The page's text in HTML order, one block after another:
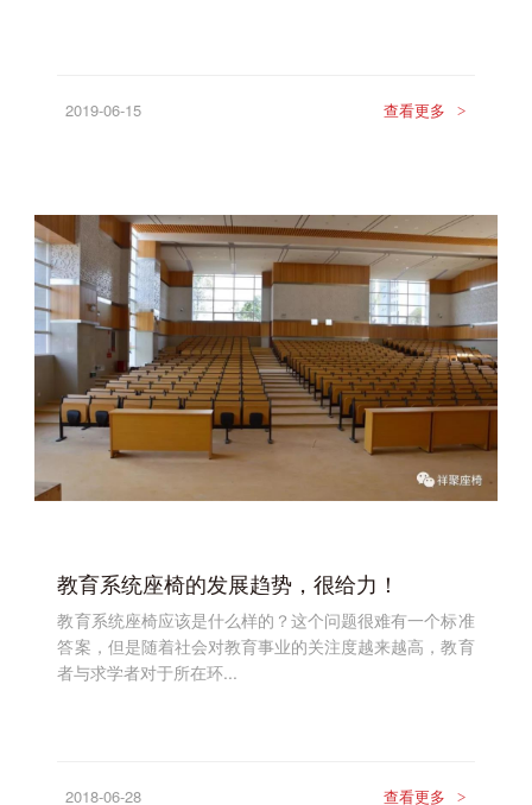
2019-06-15 查看更多 >
教育系统座椅的发展趋势，很给力！
教育系统座椅应该是什么样的？这个问题很难有一个标准
答案，但是随着社会对教育事业的关注度越来越高，教育
者与求学者对于所在环...
2018-06-28 查看更多 >